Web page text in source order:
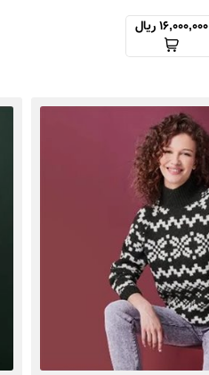
16,000,000 ریال